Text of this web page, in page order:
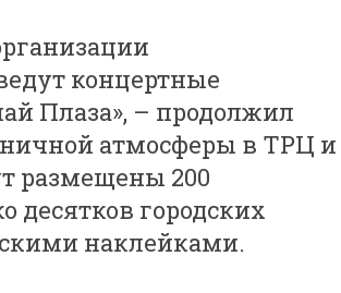
концертные
Плаза», – продолжил
атмосферы в ТРЦ и
размещены 200
десятков городских
наклейками.